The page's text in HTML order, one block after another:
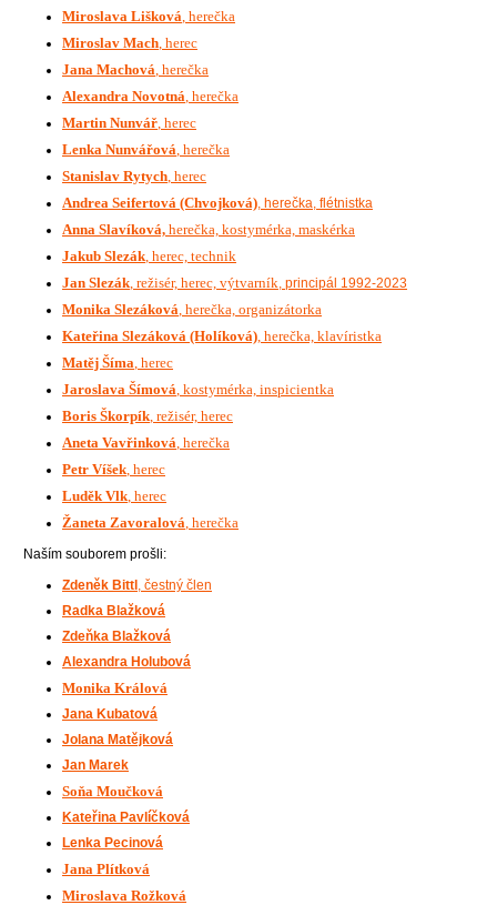
Miroslava Lišková, herečka
Miroslav Mach, herec
Jana Machová, herečka
Alexandra Novotná, herečka
Martin Nunvář, herec
Lenka Nunvářová, herečka
Stanislav Rytych, herec
Andrea Seifertová (Chvojková), herečka, flétnistka
Anna Slavíková, herečka, kostymérka, maskérka
Jakub Slezák, herec, technik
Jan Slezák, režisér, herec, výtvarník, principál 1992-2023
Monika Slezáková, herečka, organizátorka
Kateřina Slezáková (Holíková), herečka, klavíristka
Matěj Šíma, herec
Jaroslava Šímová, kostymérka, inspicientka
Boris Škorpík, režisér, herec
Aneta Vavřinková, herečka
Petr Víšek, herec
Luděk Vlk, herec
Žaneta Zavoralová, herečka
Naším souborem prošli:
Zdeněk Bittl , čestný člen
Radka Blažková
Zdeňka Blažková
Alexandra Holubová
Monika Králová
Jana Kubatová
Jolana Matějková
Jan Marek
Soňa Moučková
Kateřina Pavlíčková
Lenka Pecinová
Jana Plítková
Miroslava Rožková